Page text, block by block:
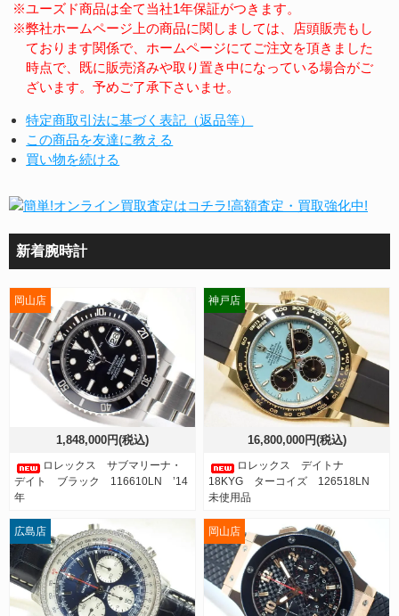
※ユーズド商品は全て当社1年保証がつきます。
※弊社ホームページ上の商品に関しましては、店頭販売もし
ております関係で、ホームページにてご注文を頂きました
時点で、既に販売済みや取り置き中になっている場合がご
ざいます。予めご了承下さいませ。
特定商取引法に基づく表記（返品等）
この商品を友達に教える
買い物を続ける
新着腕時計
1,848,000円(税込)
ロレックス サブマリーナ・
デイト ブラック 116610LN ’14
年
岡山店
16,800,000円(税込)
ロレックス デイトナ
18KYG ターコイズ 126518LN
未使用品
神戸店
広島店 岡山店